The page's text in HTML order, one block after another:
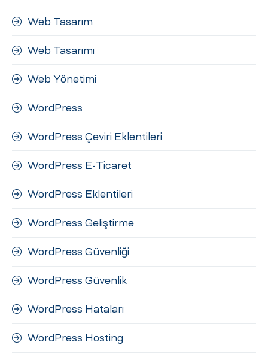
Web Tasarım
Web Tasarımı
Web Yönetimi
WordPress
WordPress Çeviri Eklentileri
WordPress E-Ticaret
WordPress Eklentileri
WordPress Geliştirme
WordPress Güvenliği
WordPress Güvenlik
WordPress Hataları
WordPress Hosting